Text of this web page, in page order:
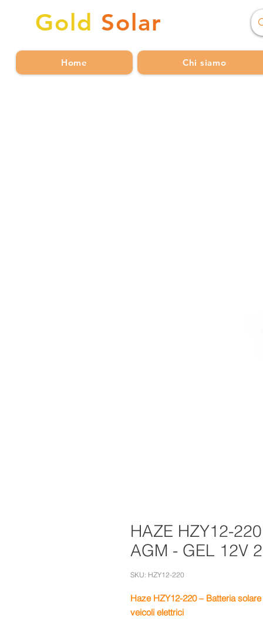
Gold Solar
Home Chi siamo
HAZE HZY12-
AGM - GEL 12V
SKU: HZY12-220
Haze HZY12-220 – Batteria
veicoli elettrici